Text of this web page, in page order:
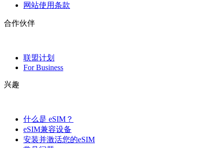
网站使用条款
合作伙伴
联盟计划
For Business
兴趣
什么是 eSIM？
eSIM兼容设备
安装并激活您的eSIM